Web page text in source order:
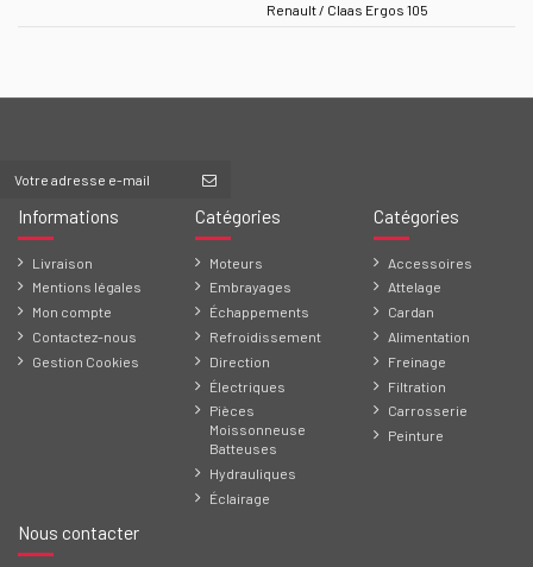
Renault / Claas Ergos 105
Informations
Livraison
Mentions légales
Mon compte
Contactez-nous
Gestion Cookies
Catégories
Moteurs
Embrayages
Échappements
Refroidissement
Direction
Électriques
Pièces
Moissonneuse
Batteuses
Hydrauliques
Éclairage
Catégories
Accessoires
Attelage
Cardan
Alimentation
Freinage
Filtration
Carrosserie
Peinture
Nous contacter